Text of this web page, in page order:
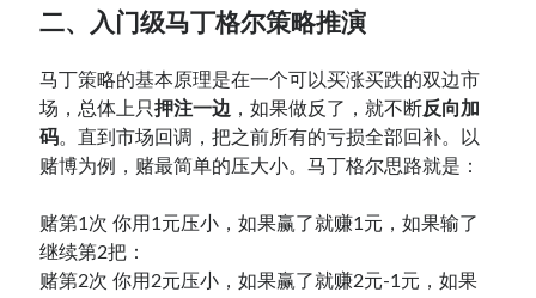
二、入门级马丁格尔策略推演
马丁策略的基本原理是在一个可以买涨买跌的双边市
场，总体上只押注一边 ，如果做反了，就不断反向加
码。直到市场回调，把之前所有的亏损全部回补。以
赌博为例，赌最简单的压大小。马丁格尔思路就是：
赌第1次 你用1元压小，如果赢了就赚1元，如果输了
继续第2把：
赌第2次 你用2元压小，如果赢了就赚2元-1元，如果